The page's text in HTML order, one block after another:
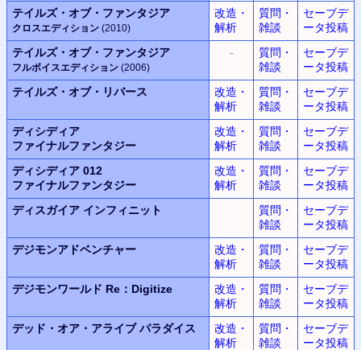
テイルズ・オブ・ファンタジア
クロスエディション (2010)
改造・
解析
質問・
雑談
セーブデ
ータ投稿
テイルズ・オブ・ファンタジア
フルボイスエディション (2006)
-
質問・
雑談
セーブデ
ータ投稿
テイルズ・オブ・リバース
改造・
解析
質問・
雑談
セーブデ
ータ投稿
ディシディア
ファイナルファンタジー
改造・
解析
質問・
雑談
セーブデ
ータ投稿
ディシディア 012
ファイナルファンタジー
改造・
解析
質問・
雑談
セーブデ
ータ投稿
ディスガイア インフィニット
質問・
雑談
セーブデ
ータ投稿
デジモンアドベンチャー
改造・
解析
質問・
雑談
セーブデ
ータ投稿
デジモンワールド Re：Digitize
改造・
解析
質問・
雑談
セーブデ
ータ投稿
デッド・オア・アライブパラダイス
改造・
解析
質問・
雑談
セーブデ
ータ投稿